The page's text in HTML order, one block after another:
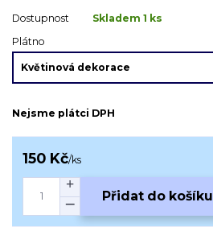
Dostupnost
Skladem 1 ks
Plátno
Nejsme plátci DPH
150 Kč/ks
Přidat do košíku